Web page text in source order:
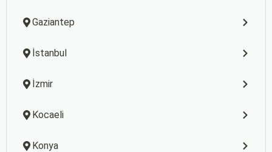
Gaziantep
İstanbul
İzmir
Kocaeli
Konya